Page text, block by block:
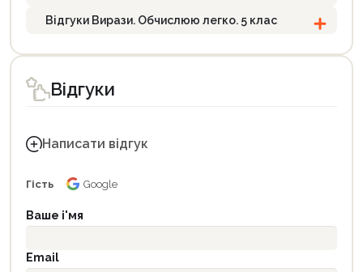
Відгуки Вирази. Обчислюю легко. 5 клас
Відгуки
Написати відгук
Гість Google
Ваше і'мя
Email